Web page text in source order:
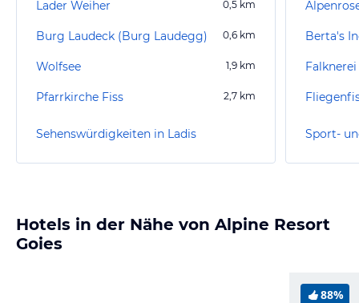
Lader Weiher 0,5 km
Burg Laudeck (Burg Laudegg) 0,6 km
Wolfsee 1,9 km
Pfarrkirche Fiss 2,7 km
Sehenswürdigkeiten in Ladis
Berta's
Sport-
Hotels in der Nähe von Alpine Resort
Goies
88%